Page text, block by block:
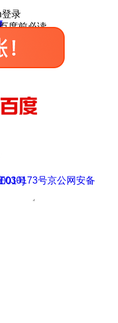
登录
度前必读
030173号
号